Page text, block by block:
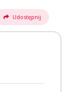
Udostępnij